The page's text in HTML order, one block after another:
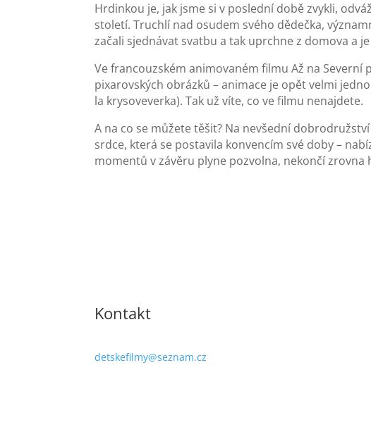
Hrdinkou je, jak jsme si v poslední době zvykli,
století. Truchlí nad osudem svého dědečka,
začali sjednávat svatbu a tak uprchne z domova a
Ve francouzském animovaném filmu Až na Severní
pixarovských obrázků – animace je opět velmi
la krysoveverka). Tak už víte, co ve filmu nenajdete.
A na co se můžete těšit? Na nevšední
srdce, která se postavila konvencím své doby –
momentů v závěru plyne pozvolna, nekončí
Kontakt
detskefilmy@seznam.cz